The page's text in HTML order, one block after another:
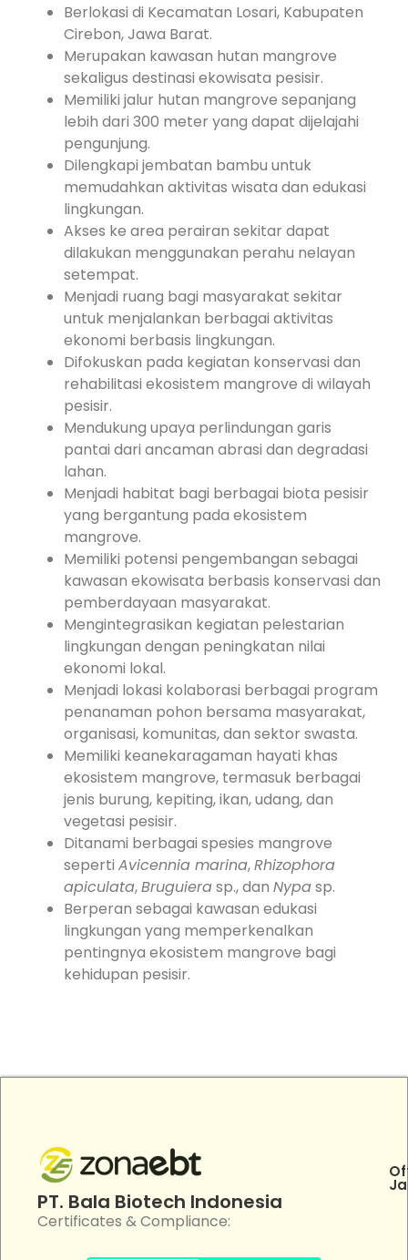
Berlokasi di Kecamatan Losari, Kabupaten
Cirebon, Jawa Barat.
Merupakan kawasan hutan mangrove
sekaligus destinasi ekowisata pesisir.
Memiliki jalur hutan mangrove sepanjang
lebih dari 300 meter yang dapat dijelajahi
pengunjung.
Dilengkapi jembatan bambu untuk
memudahkan aktivitas wisata dan edukasi
lingkungan.
Akses ke area perairan sekitar dapat
dilakukan menggunakan perahu nelayan
setempat.
Menjadi ruang bagi masyarakat sekitar
untuk menjalankan berbagai aktivitas
ekonomi berbasis lingkungan.
Difokuskan pada kegiatan konservasi dan
rehabilitasi ekosistem mangrove di wilayah
pesisir.
Mendukung upaya perlindungan garis
pantai dari ancaman abrasi dan degradasi
lahan.
Menjadi habitat bagi berbagai biota pesisir
yang bergantung pada ekosistem
mangrove.
Memiliki potensi pengembangan sebagai
kawasan ekowisata berbasis konservasi dan
pemberdayaan masyarakat.
Mengintegrasikan kegiatan pelestarian
lingkungan dengan peningkatan nilai
ekonomi lokal.
Menjadi lokasi kolaborasi berbagai program
penanaman pohon bersama masyarakat,
organisasi, komunitas, dan sektor swasta.
Memiliki keanekaragaman hayati khas
ekosistem mangrove, termasuk berbagai
jenis burung, kepiting, ikan, udang, dan
vegetasi pesisir.
Ditanami berbagai spesies mangrove
seperti Avicennia marina,Rhizophora
apiculata,Bruguierasp., dan Nypasp.
Berperan sebagai kawasan edukasi
lingkungan yang memperkenalkan
pentingnya ekosistem mangrove bagi
kehidupan pesisir.
PT. Bala Biotech Indonesia
Certificates & Compliance: